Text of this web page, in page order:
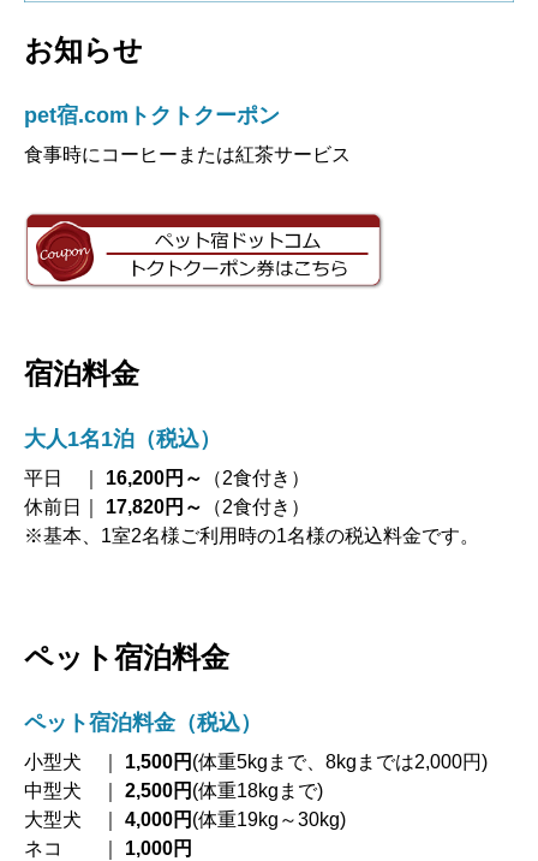
お知らせ
pet宿.comトクトクーポン
食事時にコーヒーまたは紅茶サービス
宿泊料金
大人1名1泊（税込）
平日 ｜ 16,200円～
（2食付き）
休前日｜
17,820円～
（2食付き）
※基本、1室2名様ご利用時の1名様の税込料金です。
ペット宿泊料金
ペット宿泊料金（税込）
小型犬 ｜ 1,500円 (体重5kgまで、8kgまでは2,000円)
中型犬 ｜ 2,500円 (体重18kgまで)
大型犬 ｜ 4,000円 (体重19kg～30kg)
ネコ ｜ 1,000円